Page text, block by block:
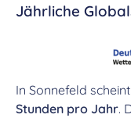
Jährliche
In Sonnefeld
Stunden pro Jahr.